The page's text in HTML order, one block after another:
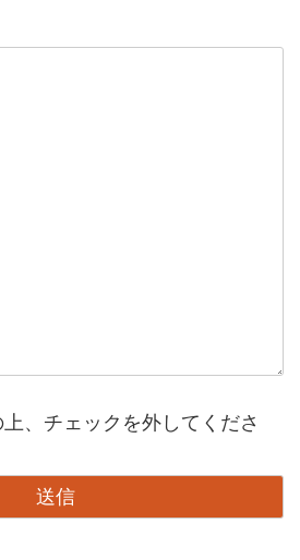
、チェックを外してくださ